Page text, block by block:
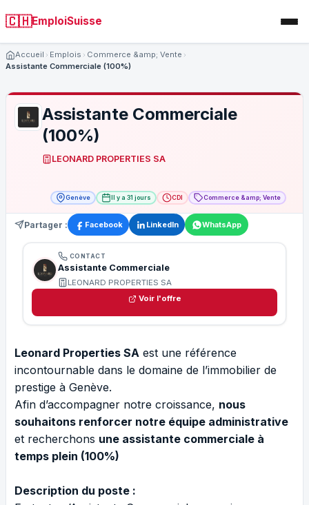
🇨🇭EmploiSuisse
Accueil Emplois
Commerce &amp; Vente
Assistante Commerciale (100%)
Assistante Commerciale
(100%)
LEONARD PROPERTIES SA
Genève Il y a 31 jours CDI Commerce &amp; Vente
Partager : Facebook LinkedIn WhatsApp
CONTACT
Assistante Commerciale
LEONARD PROPERTIES SA
Voir l'offre
Leonard Properties SA est une référence
incontournable dans le domaine de l’immobilier de
prestige à Genève.
Afin d’accompagner notre croissance, nous
souhaitons renforcer notre équipe administrative
et recherchons une assistante commerciale à
temps plein (100%)
Description du poste :